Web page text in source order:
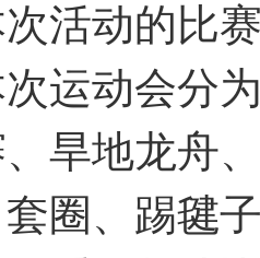
活动的比
运动会分
旱地龙舟
圈、踢毽